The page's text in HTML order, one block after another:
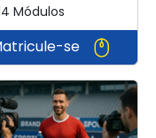
Módulos
se